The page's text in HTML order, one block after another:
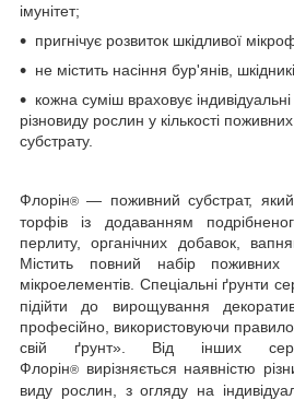
імунітет;
пригнічує розвиток шкідливої
не містить насіння бур'янів,
кожна суміш враховує
різновиду рослин у кількості
субстрату.
Флорін® — поживний субстрат, який
торфів із додаванням
перлиту, органічних добавок,
Містить повний набір
мікроелементів. Спеціальні ґрунти
підійти до вирощування
професійно, використовуючи
свій ґрунт». Від інших
Флорін®
вирізняється наявністю
виду рослин, з огляду на